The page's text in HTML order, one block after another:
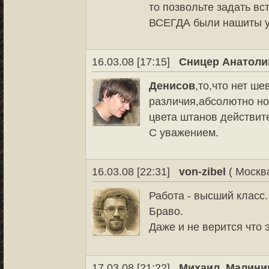
то позвольте задать
ВСЕГДА были нашиты
16.03.08 [17:15]
Сницер
Денисов,то,что нет
различия,абсолютно
цвета штанов
С уважением.
16.03.08 [22:31] von-zibel (
Работа - высший класс.
Браво.
Даже и не верится что